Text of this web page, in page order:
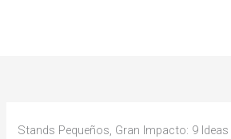
Stands Pequeños, Gran Impacto: 9